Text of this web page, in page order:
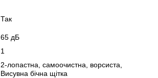
Так
65 дБ
1
2-лопастна, самоочистна, ворсиста,
Висувна бічна щітка